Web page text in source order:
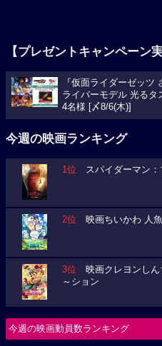
【プレゼントキャンペーン
『仮面ライダーゼッツ
ライバーモデル 光るタ
4名様 [〆8/6(木)]
今週の映画ランキング
1位 スパイダーマン：
2位 映画ちいかわ 人
3位 映画クレヨンしん
～ション
今週の映画動員数ランキング